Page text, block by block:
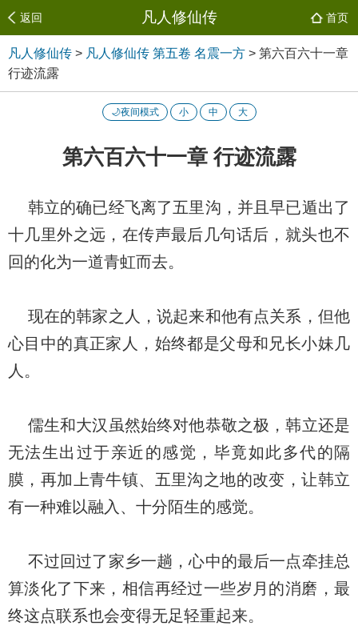
返回 凡人修仙传 首页
凡人修仙传 > 凡人修仙传 第五卷 名震一方 > 第六百六十一章
行迹流露
🌙夜间模式 小 中 大
第六百六十一章 行迹流露
韩立的确已经飞离了五里沟，并且早已遁出了
十几里外之远，在传声最后几句话后，就头也不
回的化为一道青虹而去。
现在的韩家之人，说起来和他有点关系，但他
心目中的真正家人，始终都是父母和兄长小妹几
人。
儒生和大汉虽然始终对他恭敬之极，韩立还是
无法生出过于亲近的感觉，毕竟如此多代的隔
膜，再加上青牛镇、五里沟之地的改变，让韩立
有一种难以融入、十分陌生的感觉。
不过回过了家乡一趟，心中的最后一点牵挂总
算淡化了下来，相信再经过一些岁月的消磨，最
终这点联系也会变得无足轻重起来。